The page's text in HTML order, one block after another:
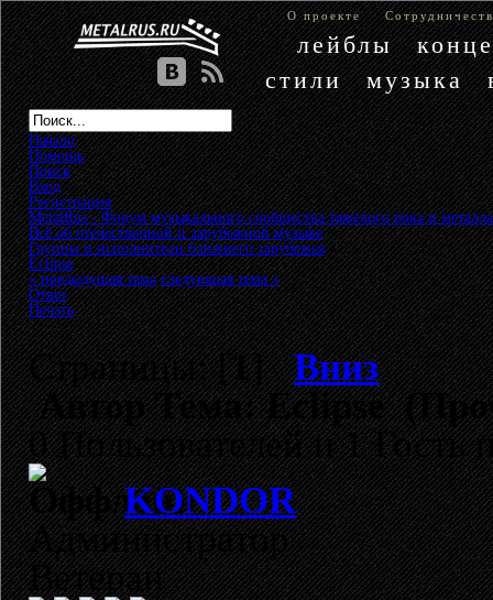
О проекте
лейблы
стили
музыка
Начало
Помощь
Поиск
Вход
Регистрация
MetalRus - Форум музыкального сообщества тяжелого рока и металла
Всё об отечественной и зарубежной музыке»
Группы и исполнители ближнего зарубежья»
Eclipse
« предыдущая тема следующая тема »
Ответ
Печать
Страницы: [1]Вниз
АвторТема: Eclipse
0 Пользователей и 1 Гость
KONDOR
Администратор
Ветеран